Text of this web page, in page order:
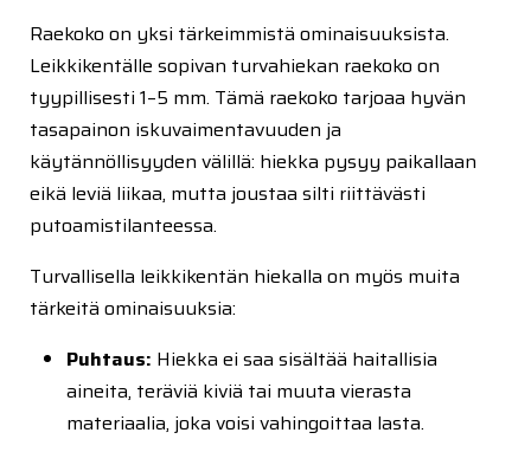
Raekoko on yksi tärkeimmistä ominaisuuksista.
Leikkikentälle sopivan turvahiekan raekoko on
tyypillisesti 1–5 mm. Tämä raekoko tarjoaa hyvän
tasapainon iskuvaimentavuuden ja
käytännöllisyyden välillä: hiekka pysyy paikallaan
eikä leviä liikaa, mutta joustaa silti riittävästi
putoamistilanteessa.
Turvallisella leikkikentän hiekalla on myös muita
tärkeitä ominaisuuksia:
Puhtaus: Hiekka ei saa sisältää haitallisia
aineita, teräviä kiviä tai muuta vierasta
materiaalia, joka voisi vahingoittaa lasta.